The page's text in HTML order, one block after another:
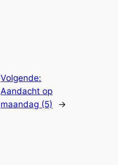
Volgende:
Aandacht op
maandag (5)
→